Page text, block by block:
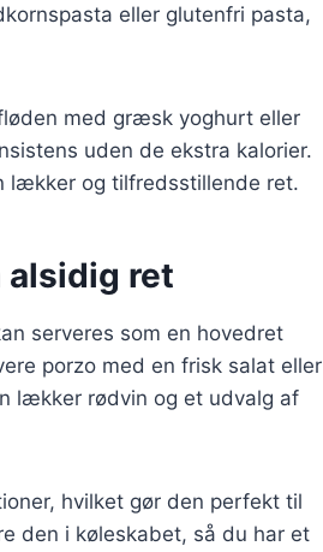
eller glutenfri pasta,
med græsk yoghurt eller
uden de ekstra kalorier.
lækker og tilfredsstillende ret.
alsidig ret
serveres som en hovedret
porzo med en frisk salat eller
lækker rødvin og et udvalg af
hvilket gør den perfekt til
den i køleskabet, så du har et